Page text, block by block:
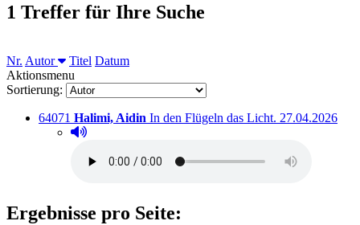
1 Treffer für Ihre Suche
Nr. Autor Sortieren nach
Titel Datum
Aktionsmenu
Sortierung:
Titelnummer:
64071 von
Halimi, Aidin In den Flügeln das Licht. Ausleihbar seit
27.04.2026
Hörprobe abspielen
Hörprobe von In den Flügeln das Licht.
Ergebnisse pro Seite: